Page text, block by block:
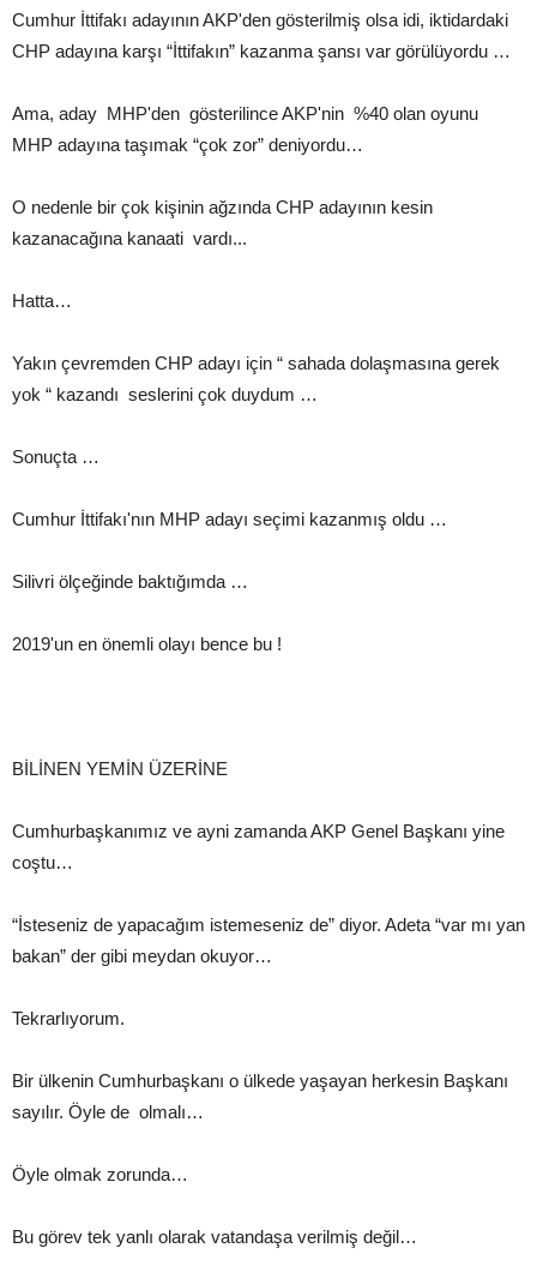
Cumhur İttifakı adayının AKP'den gösterilmiş olsa idi, iktidardaki
CHP adayına karşı “İttifakın” kazanma şansı var görülüyordu …
Ama, aday MHP'den gösterilince AKP'nin %40 olan oyunu
MHP adayına taşımak “çok zor” deniyordu…
O nedenle bir çok kişinin ağzında CHP adayının kesin
kazanacağına kanaati vardı...
Hatta…
Yakın çevremden CHP adayı için “ sahada dolaşmasına gerek
yok “ kazandı seslerini çok duydum …
Sonuçta …
Cumhur İttifakı'nın MHP adayı seçimi kazanmış oldu …
Silivri ölçeğinde baktığımda …
2019'un en önemli olayı bence bu !
BİLİNEN YEMİN ÜZERİNE
Cumhurbaşkanımız ve ayni zamanda AKP Genel Başkanı yine
coştu…
“İsteseniz de yapacağım istemeseniz de” diyor. Adeta “var mı yan
bakan” der gibi meydan okuyor…
Tekrarlıyorum.
Bir ülkenin Cumhurbaşkanı o ülkede yaşayan herkesin Başkanı
sayılır. Öyle de olmalı…
Öyle olmak zorunda…
Bu görev tek yanlı olarak vatandaşa verilmiş değil…